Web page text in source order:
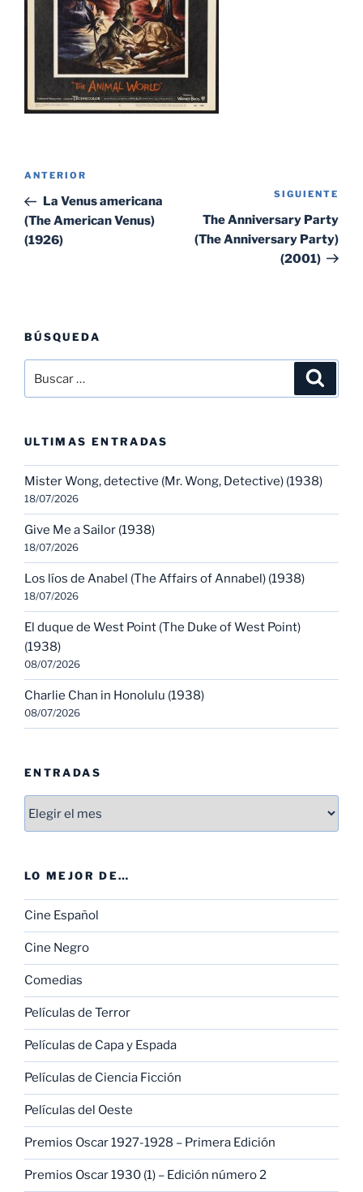
Navegación
entradas
Entrada
anterior:
ANTERIOR
La Venus americana
(The American Venus)
(1926)
SIGUIENTE
The Anniversary Party
(The Anniversary Party)
(2001)
BÚSQUEDA
por:
ULTIMAS ENTRADAS
Mister Wong, detective (Mr. Wong, Detective) (1938)
18/07/2026
Give Me a Sailor (1938)
18/07/2026
Los líos de Anabel (The Affairs of Annabel) (1938)
18/07/2026
El duque de West Point (The Duke of West Point)
(1938)
08/07/2026
Charlie Chan in Honolulu (1938)
08/07/2026
ENTRADAS
LO MEJOR DE…
Cine Español
Cine Negro
Comedias
Películas de Terror
Películas de Capa y Espada
Películas de Ciencia Ficción
Películas del Oeste
Premios Oscar 1927-1928 – Primera Edición
Premios Oscar 1930 (1) – Edición número 2